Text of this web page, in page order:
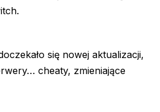
się nowej aktualizacji,
cheaty, zmieniające